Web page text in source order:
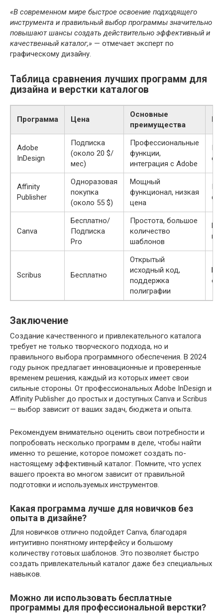
«В современном мире быстрое освоение подходящего
инструмента и правильный выбор программы значительно
повышают шансы создать действительно эффективный и
качественный каталог,» — отмечает эксперт по
графическому дизайну.
Таблица сравнения лучших программ для
дизайна и верстки каталогов
Программа Цена
Основные
преимущества
Adobe
InDesign
Подписка
(около 20 $/
мес)
Профессиональные
функции,
интеграция с Adobe
Affinity
Publisher
Одноразовая
покупка
(около 55 $)
Мощный
функционал, низкая
цена
Canva
Бесплатно/
Подписка
Pro
Простота, большое
количество
шаблонов
Scribus Бесплатно
Открытый
исходный код,
поддержка
полиграфии
Заключение
Создание качественного и привлекательного каталога
требует не только творческого подхода, но и
правильного выбора программного обеспечения. В 2024
году рынок предлагает инновационные и проверенные
временем решения, каждый из которых имеет свои
сильные стороны. От профессиональных Adobe InDesign и
Affinity Publisher до простых и доступных Canva и Scribus
— выбор зависит от ваших задач, бюджета и опыта.
Рекомендуем внимательно оценить свои потребности и
попробовать несколько программ в деле, чтобы найти
именно то решение, которое поможет создать по-
настоящему эффективный каталог. Помните, что успех
вашего проекта во многом зависит от правильной
подготовки и используемых инструментов.
Какая программа лучше для новичков без
опыта в дизайне?
Для новичков отлично подойдет Canva, благодаря
интуитивно понятному интерфейсу и большому
количеству готовых шаблонов. Это позволяет быстро
создать привлекательный каталог даже без специальных
навыков.
Можно ли использовать бесплатные
программы для профессиональной верстки?